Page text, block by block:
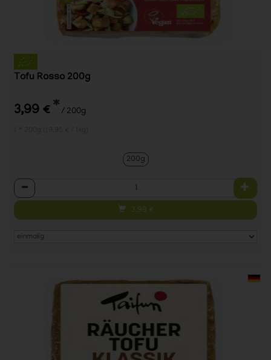
Tofu Rosso 200g
3,99 € * / 200g
200g
Anzahl
3,99 €